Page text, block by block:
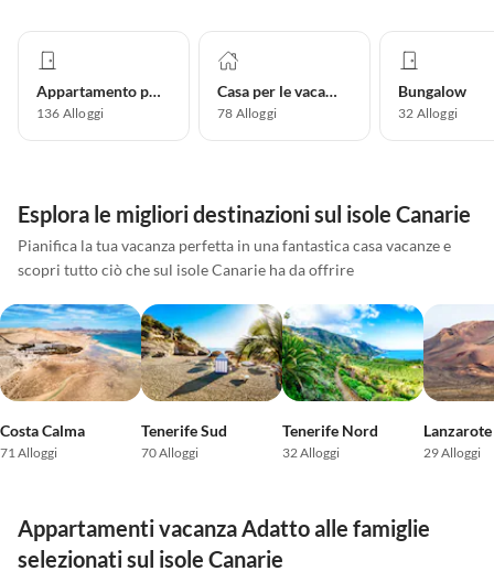
Appartamento per vacanze
136 Alloggi
Casa per le vacanze
78 Alloggi
Bungalow
32 Alloggi
Esplora le migliori destinazioni sul isole Canarie
Pianifica la tua vacanza perfetta in una fantastica casa vacanze e
scopri tutto ciò che sul isole Canarie ha da offrire
Costa Calma
71 Alloggi
Tenerife Sud
70 Alloggi
Tenerife Nord
32 Alloggi
Lanzarote
29 Alloggi
Appartamenti vacanza Adatto alle famiglie
selezionati sul isole Canarie